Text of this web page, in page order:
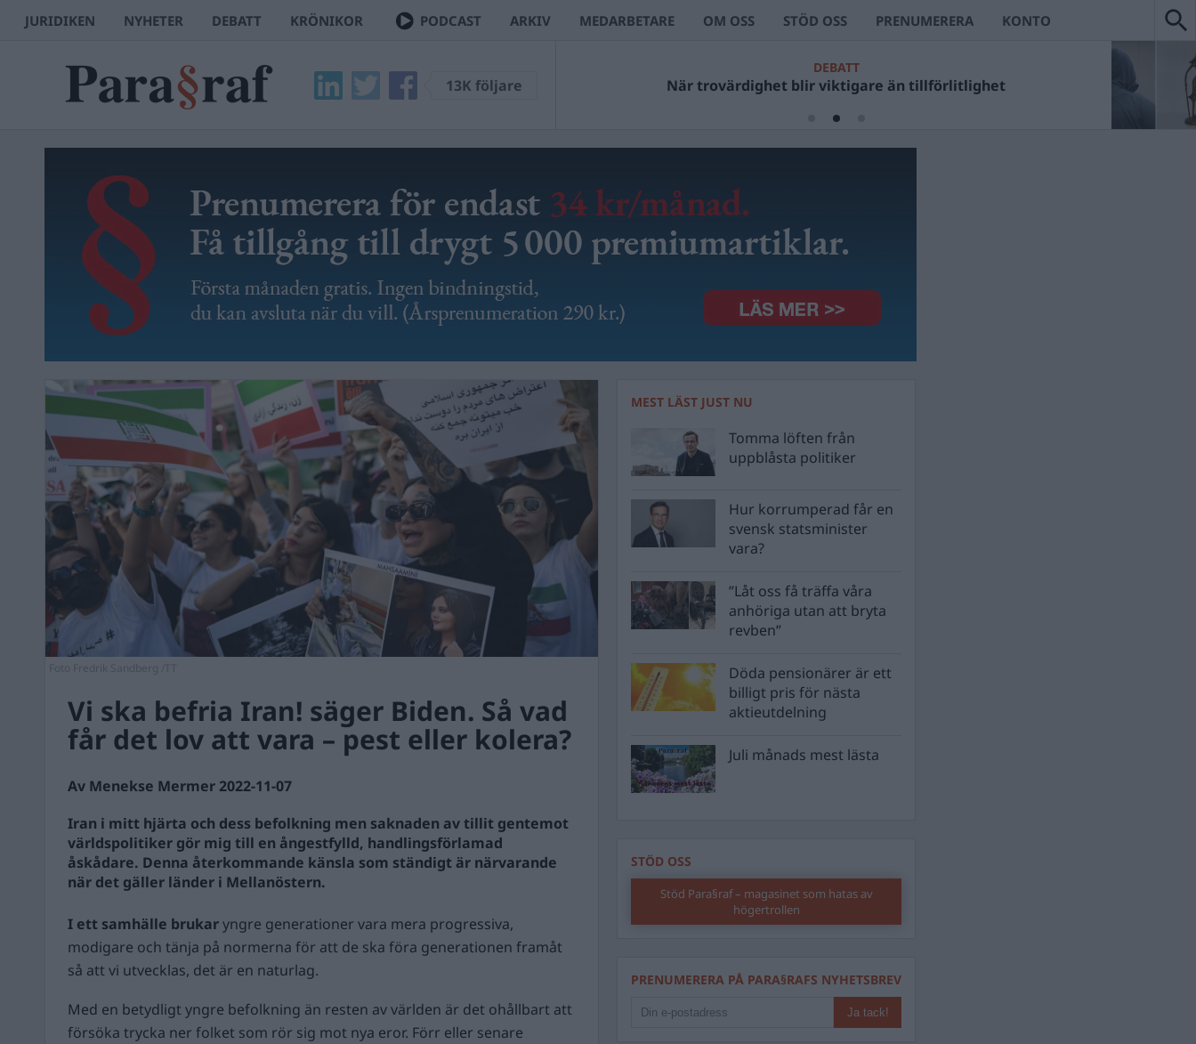
JURIDIKEN NYHETER DEBATT KRÖNIKOR PODCAST ARKIV MEDARBETARE OM OSS STÖD OSS PRENUMERERA KONTO
13K följare
DEBATT
När trovärdighet blir viktigare än tillförlitlighet
Vi ska befria Iran! säger Biden. Så vad
får det lov att vara – pest eller kolera?
Av Menekse Mermer 2022-11-07
Iran i mitt hjärta och dess befolkning men saknaden av tillit gentemot
världspolitiker gör mig till en ångestfylld, handlingsförlamad
åskådare. Denna återkommande känsla som ständigt är närvarande
när det gäller länder i Mellanöstern.
I ett samhälle brukaryngre generationer vara mera progressiva,
modigare och tänja på normerna för att de ska föra generationen framåt
så att vi utvecklas, det är en naturlag.
Med en betydligt yngre befolkning än resten av världen är det ohållbart att
försöka trycka ner folket som rör sig mot nya eror. Förr eller senare
MEST LÄST JUST NU
Tomma löften från
uppblåsta politiker
Hur korrumperad får en
svensk statsminister
vara?
”Låt oss få träffa våra
anhöriga utan att bryta
revben”
Döda pensionärer är ett
billigt pris för nästa
aktieutdelning
Juli månads mest lästa
STÖD OSS
Stöd Para§raf – magasinet som hatas av
högertrollen
PRENUMERERA PÅ PARA§RAFS NYHETSBREV